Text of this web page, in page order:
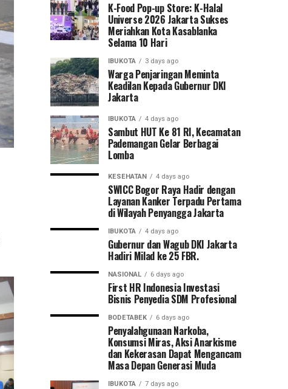
K-Food Pop-up Store: K-Halal
Universe 2026 Jakarta Sukses
Meriahkan Kota Kasablanka
Selama 10 Hari
IBUKOTA 3 days ago
Warga Penjaringan Meminta
Keadilan Kepada Gubernur DKI
Jakarta
IBUKOTA 4 days ago
Sambut HUT Ke 81 RI, Kecamatan
Pademangan Gelar Berbagai
Lomba
KESEHATAN 4 days ago
SWICC Bogor Raya Hadir dengan
Layanan Kanker Terpadu Pertama
di Wilayah Penyangga Jakarta
IBUKOTA 4 days ago
Gubernur dan Wagub DKI Jakarta
Hadiri Milad ke 25 FBR.
NASIONAL 6 days ago
First HR Indonesia Investasi
Bisnis Penyedia SDM Profesional
BODETABEK 6 days ago
Penyalahgunaan Narkoba,
Konsumsi Miras, Aksi Anarkisme
dan Kekerasan Dapat Mengancam
Masa Depan Generasi Muda
IBUKOTA 7 days ago